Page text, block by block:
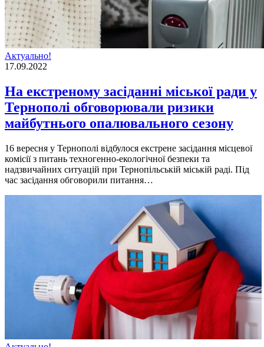
Актуально!
17.09.2022
На екстреному засіданні міської ради у
Тернополі обговорювали ризики
майбутнього опалювального сезону
16 вересня у Тернополi вiдбулося екстрене засiдання мiсцевої
комiсiї з питань техногенно-екологiчної безпеки та
надзвичайних ситуацiй при Тернопiльськiй мiськiй радi. Пiд
час засiдання обговорили питання…